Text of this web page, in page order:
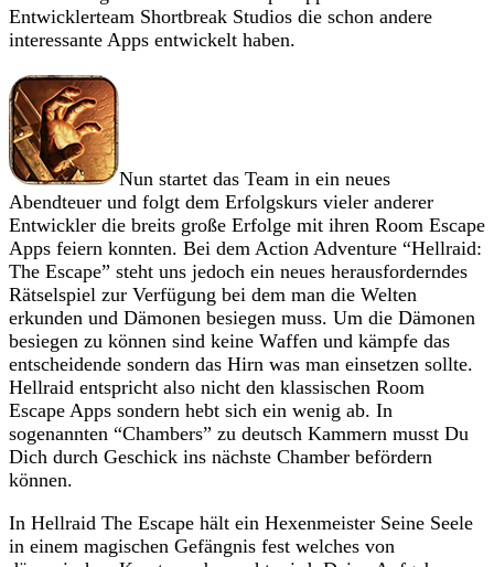
Entwicklerteam Shortbreak Studios die schon andere
interessante Apps entwickelt haben.
Nun startet das Team in ein neues
Abendteuer und folgt dem Erfolgskurs vieler anderer
Entwickler die breits große Erfolge mit ihren Room Escape
Apps feiern konnten. Bei dem Action Adventure “Hellraid:
The Escape” steht uns jedoch ein neues herausforderndes
Rätselspiel zur Verfügung bei dem man die Welten
erkunden und Dämonen besiegen muss. Um die Dämonen
besiegen zu können sind keine Waffen und kämpfe das
entscheidende sondern das Hirn was man einsetzen sollte.
Hellraid entspricht also nicht den klassischen Room
Escape Apps sondern hebt sich ein wenig ab. In
sogenannten “Chambers” zu deutsch Kammern musst Du
Dich durch Geschick ins nächste Chamber befördern
können.
In Hellraid The Escape hält ein Hexenmeister Seine Seele
in einem magischen Gefängnis fest welches von